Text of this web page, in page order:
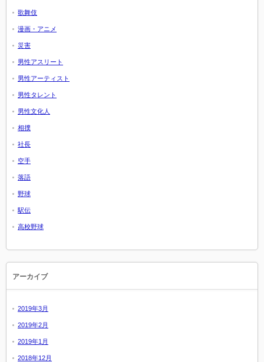
歌舞伎
漫画・アニメ
災害
男性アスリート
男性アーティスト
男性タレント
男性文化人
相撲
社長
空手
落語
野球
駅伝
高校野球
アーカイブ
2019年3月
2019年2月
2019年1月
2018年12月